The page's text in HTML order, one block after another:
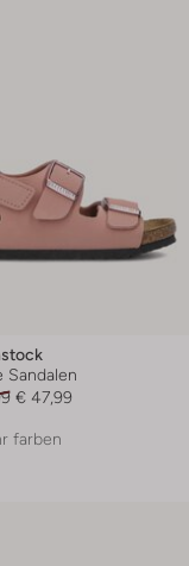
Sandalen
€ 47,99
farben